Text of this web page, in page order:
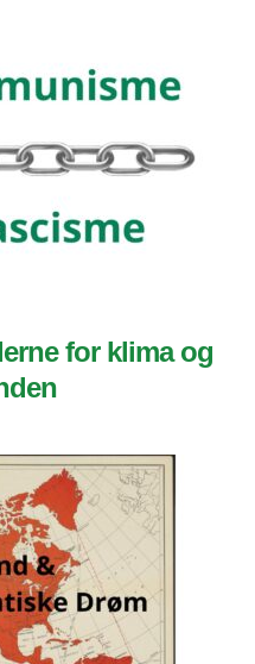
for klima og